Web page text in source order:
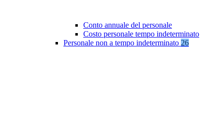
Conto annuale del personale
Costo personale tempo indeterminato
Personale non a tempo indeterminato 26